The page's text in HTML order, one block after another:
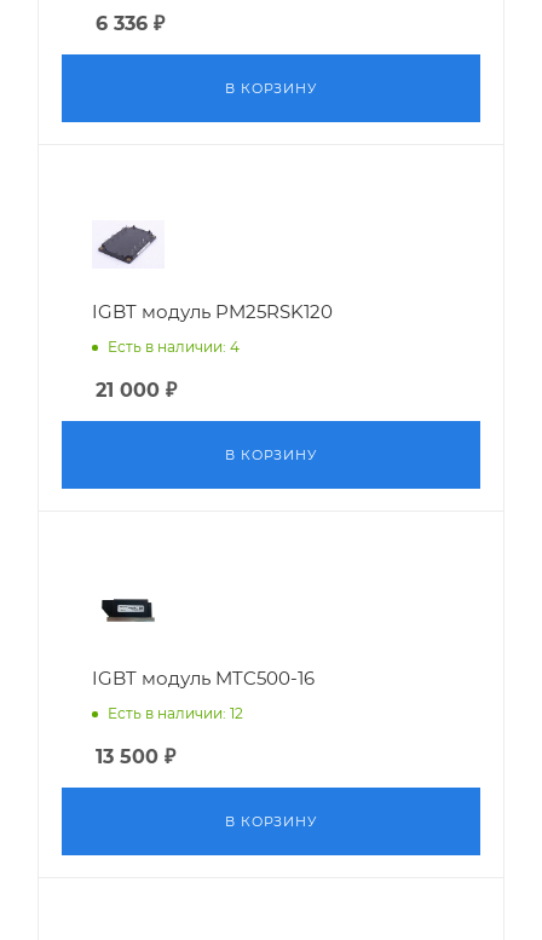
6 336 ₽
В КОРЗИНУ
IGBT модуль PM25RSK120
Есть в наличии: 4
21 000 ₽
В КОРЗИНУ
IGBT модуль MTC500-16
Есть в наличии: 12
13 500 ₽
В КОРЗИНУ